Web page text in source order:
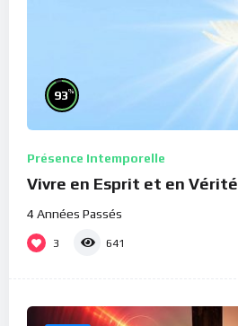
93%
Présence Intemporelle
Vivre en Esprit et en Vérité
4 Années Passés
3 641